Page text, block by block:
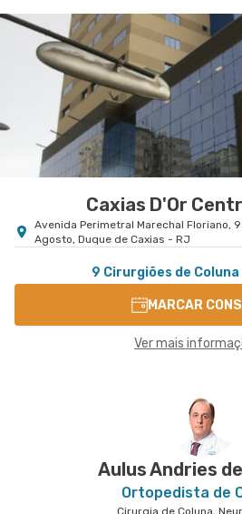
Centro Medico Norte D'Or-
Hospital Norte D'Or
Rua Carolina Machado nr. 38 -
Janeiro - RJ
Caxias D'Or
Avenida Perimetral Marechal Floriano,
Agosto, Duque de Caxias - RJ
9 Cirurgiões de Coluna
MARCAR
Ver mais
Aulus Andries
Ortopedista de
Cirurgia de Coluna,